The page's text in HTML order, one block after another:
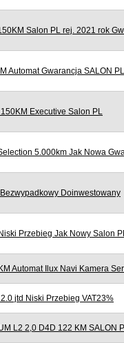
Salon PL rej. 2021 rok
Automat Gwarancja SALON PL
Executive Salon PL
5.000km Jak Nowa
Doinwestowany
Przebieg Jak Nowy Salon
Automat Ilux Navi Kamera
jtd Niski Przebieg VAT23%
L2 2,0 D4D 122 KM SALON